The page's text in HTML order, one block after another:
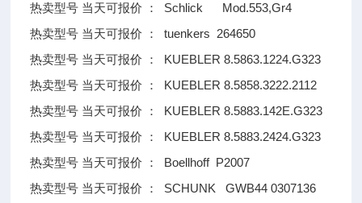
热卖型号 当天可报价 ： Schlick Mod.553,Gr4
热卖型号 当天可报价 ： tuenkers 264650
热卖型号 当天可报价 ： KUEBLER 8.5863.1224.G323
热卖型号 当天可报价 ： KUEBLER 8.5858.3222.2112
热卖型号 当天可报价 ： KUEBLER 8.5883.142E.G323
热卖型号 当天可报价 ： KUEBLER 8.5883.2424.G323
热卖型号 当天可报价 ： Boellhoff P2007
热卖型号 当天可报价 ： SCHUNK GWB44 0307136